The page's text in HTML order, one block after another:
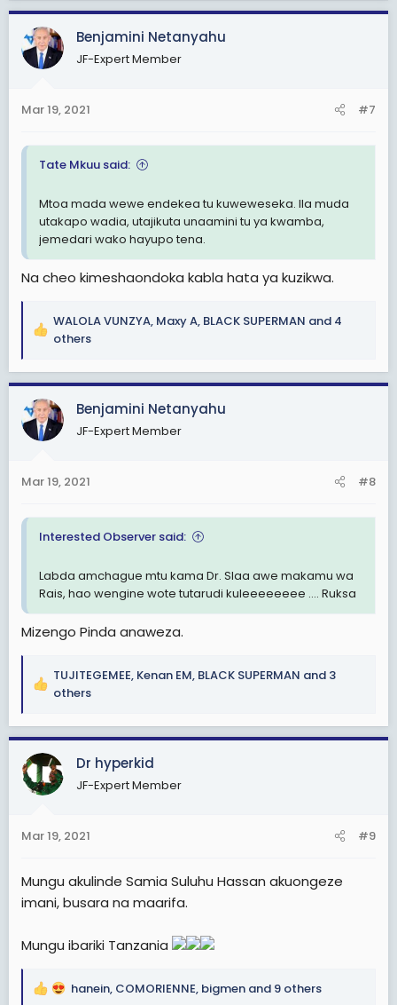
a
c
t
i
s
Benjamini Netanyahu
JF-Expert Member
Mar 19, 2021 #7
Tate Mkuu said:
Mtoa mada wewe endekea tu kuweweseka. Ila muda
utakapo wadia, utajikuta unaamini tu ya kwamba,
jemedari wako hayupo tena.
Na cheo kimeshaondoka kabla hata ya kuzikwa.
R
a
c
t
i
o
s
WALOLA VUNZYA, Maxy A, BLACK SUPERMAN and 4
others
Benjamini Netanyahu
JF-Expert Member
Mar 19, 2021 #8
Interested Observer said:
Labda amchague mtu kama Dr. Slaa awe makamu wa
Rais, hao wengine wote tutarudi kuleeeeeeee .... Ruksa
Mizengo Pinda anaweza.
R
a
c
t
i
o
s
TUJITEGEMEE, Kenan EM, BLACK SUPERMAN and 3
others
Dr hyperkid
JF-Expert Member
Mar 19, 2021 #9
Mungu akulinde Samia Suluhu Hassan akuongeze
imani, busara na maarifa.
Mungu ibariki Tanzania
R hanein, COMORIENNE, bigmen and 9 others